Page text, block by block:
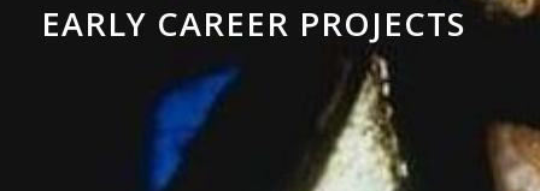
EARLY CAREER PROJECTS